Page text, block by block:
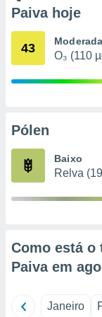
qual se
ou opor-
qualquer
o
ou aceder
num
Paiva hoje
43 Moderada
O₃ (110
Pólen
Baixo
Relva
Como está o
Paiva em
Janeiro